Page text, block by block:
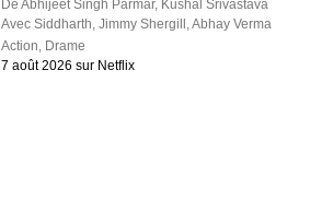
DeAbhijeet Singh Parmar, Kushal Srivastava
AvecSiddharth,Jimmy Shergill ,Abhay Verma
Action, Drame
7 août 2026 sur Netflix